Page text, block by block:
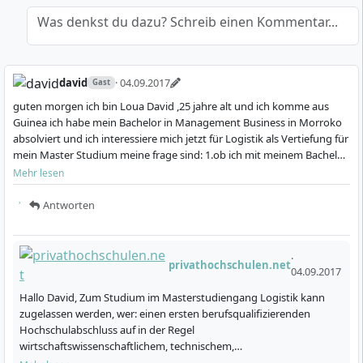
internationalen Logistikumfeld sind von Vorteil.
Praktische Erfahrungen in der Prozessoptimierung,
strategischem Planen oder Projektmanagement
helfen dir, die Studieninhalte optimal anzuwenden und
Führungsverantwortung zu übernehmen.
Produktions- und Distributionslogistik:Planung,
Beschaffungsmanagement:
strategische Lieferantenauswahl
Quantitative Methoden:
Entscheidungsunterstützung durch moderne
Analyseverfahren und Kennzahlensysteme
Vertiefung in die akademische Forschung und das
wissenschaftliche Schreiben – auch als
Vorbereitung auf die Masterarbeit
Interkulturelle & Teamkompetenzen:Kulturelle
Sensibilität, Führung und Zusammenarbeit in
internationalen Teams
Deutschkurse für internationale Studierende:
Sprachtraining, Kommunikation im beruflichen
Was denkst du dazu? Schreib einen Kommentar...
david Gast · 04.09.2017
guten morgen ich bin Loua David ,25 jahre alt und ich komme aus
Guinea ich habe mein Bachelor in Management Business in Morroko
absolviert und ich interessiere mich jetzt für Logistik als Vertiefung für
mein Master Studium meine frage sind: 1.ob ich mit meinem Bachelor
als Management Business…
Mehr lesen
Antworten
privathochschulen.net·
04.09.2017
Hallo David, Zum Studium im Masterstudiengang Logistik kann
zugelassen werden, wer: einen ersten berufsqualifizierenden
Hochschulabschluss auf in der Regel
wirtschaftswissenschaftlichem, technischem,